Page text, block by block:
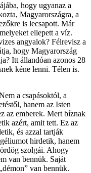
hogy ugyanaz a
Magyarországra, a
is lecsapott. Már
ellepett a víz.
angyalok? Félrevisz a
hogy Magyarország
Itt állandóan azonos 28
kéne lenni. Télen is.
a csapásoktól, a
hanem az Isten
az emberek. Mert bíznak
azért, amit tett. Ez az
és azzal tartják
hirdetik, hanem
szolgái. Ahogy
van bennük. Saját
van bennük.